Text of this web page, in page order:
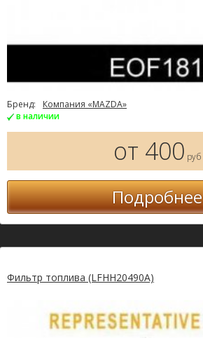
Бренд:
Компания «MAZDA»
в наличии
от 400 руб
Подробнее
Фильтр топлива (LFHH20490A)